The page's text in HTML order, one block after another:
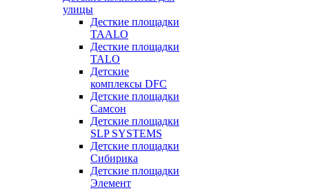
улицы
Десткие площадки
TAALO
Десткие площадки
TALO
Детские
комплексы DFC
Детские площадки
Самсон
Детские площадки
SLP SYSTEMS
Детские площадки
Сибирика
Детские площадки
Элемент